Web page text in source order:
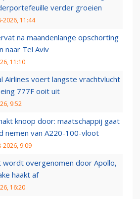
verder groeien
2026, 11:44
na maandenlange opschorting
naar Tel Aviv
11:10
Airlines voert langste vrachtvlucht
777F ooit uit
9:52
knoop door: maatschappij gaat
nemen van A220-100-vloot
2026, 9:09
wordt overgenomen door Apollo,
haakt af
16:20